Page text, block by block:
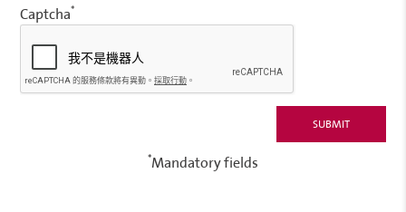
Captcha*
*Mandatory fields